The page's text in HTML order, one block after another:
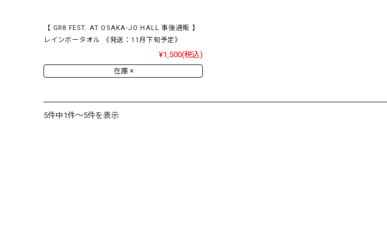
【 GR8 FEST. AT OSAKA-JO HALL 事後通販 】
レインボータオル 《発送：11月下旬予定》
¥1,500(税込)
在庫 ×
5件中1件～5件を表示